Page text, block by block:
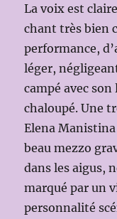
La voix est
chant très bien
performance,
léger,
campé avec
chaloupé. Une
Elena
beau mezzo
dans les aigus,
marqué par un
personnalité